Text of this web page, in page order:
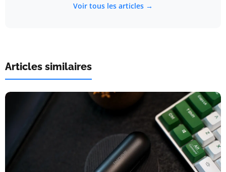
Voir tous les articles →
Articles similaires